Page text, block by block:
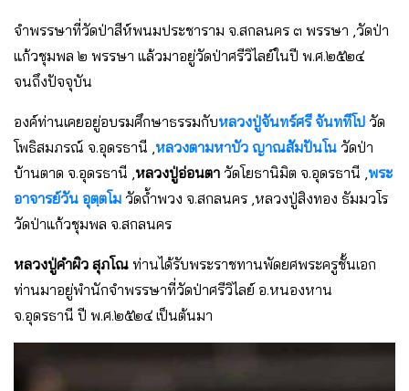
จำพรรษาที่วัดป่าสีห์พนมประชาราม จ.สกลนคร ๓ พรรษา ,วัดป่า
แก้วชุมพล ๒ พรรษา แล้วมาอยู่วัดป่าศรีวิไลย์ในปี พ.ศ.๒๕๒๔
จนถึงปัจจุบัน
องค์ท่านเคยอยู่อบรมศึกษาธรรมกับหลวงปู่จันทร์ศรี จันททีโป วัด
โพธิสมภรณ์ จ.อุดรธานี , หลวงตามหาบัว ญาณสัมปันโน วัดป่า
บ้านตาด จ.อุดรธานี , หลวงปู่อ่อนตา วัดโยธานิมิต จ.อุดรธานี , พระ
อาจารย์วัน อุตฺตโม วัดถ้ำพวง จ.สกลนคร ,หลวงปู่สิงทอง ธัมมวโร
วัดป่าแก้วชุมพล จ.สกลนคร
หลวงปู่คำผิว สุภโณ ท่านได้รับพระราชทานพัดยศพระครูชั้นเอก
ท่านมาอยู่พำนักจำพรรษาที่วัดป่าศรีวิไลย์ อ.หนองหาน
จ.อุดรธานี ปี พ.ศ.๒๕๒๔ เป็นต้นมา